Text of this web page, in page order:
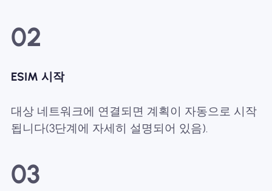
02
ESIM 시작
대상 네트워크에 연결되면 계획이 자동으로 시작
됩니다(3단계에 자세히 설명되어 있음).
03